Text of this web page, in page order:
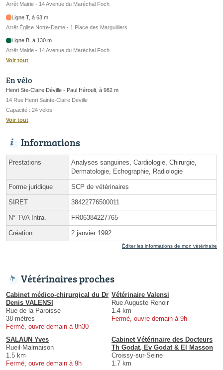
Arrêt Mairie - 14 Avenue du Maréchal Foch
Ligne T, à 63 m
Arrêt Église Notre-Dame - 1 Place des Marguilliers
Ligne B, à 130 m
Arrêt Mairie - 14 Avenue du Maréchal Foch
Voir tout
En vélo
Henri Ste-Claire Déville - Paul Héroult, à 982 m
14 Rue Henri Sainte-Claire Deville
Capacité : 24 vélos
Voir tout
Informations
Prestations
Analyses sanguines, Cardiologie, Chirurgie,
Dermatologie, Echographie, Radiologie
Forme juridique SCP de vétérinaires
SIRET 38422776500011
N° TVA Intra. FR06384227765
Création 2 janvier 1992
Éditer les informations de mon vétérinaire
Vétérinaires proches
Cabinet médico-chirurgical du Dr
Denis VALENSI
Rue de la Paroisse
38 mètres
Fermé, ouvre demain à 8h30
Vétérinaire Valensi
Rue Auguste Renoir
1.4 km
Fermé, ouvre demain à 9h
SALAUN Yves
Rueil-Malmaison
1.5 km
Fermé, ouvre demain à 9h
Cabinet Vétérinaire des Docteurs
Th Godat, Ev Godat & El Masson
Croissy-sur-Seine
1.7 km